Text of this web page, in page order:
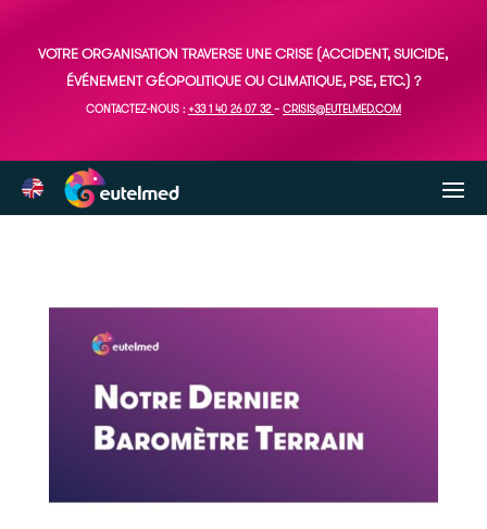
VOTRE ORGANISATION TRAVERSE UNE CRISE (ACCIDENT, SUICIDE,
ÉVÉNEMENT GÉOPOLITIQUE OU CLIMATIQUE, PSE, ETC.) ?
CONTACTEZ-NOUS : +33 1 40 26 07 32 – CRISIS@EUTELMED.COM